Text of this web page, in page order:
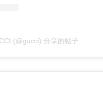
(@gucci) 分享的帖子